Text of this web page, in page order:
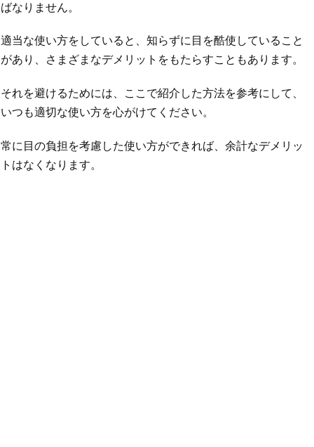
ばなりません。
適当な使い方をしていると、知らずに目を酷使していること
があり、さまざまなデメリットをもたらすこともあります。
それを避けるためには、ここで紹介した方法を参考にして、
いつも適切な使い方を心がけてください。
常に目の負担を考慮した使い方ができれば、余計なデメリッ
トはなくなります。